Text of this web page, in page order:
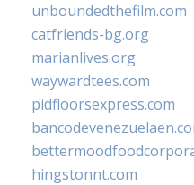
unboundedthefilm.com
catfriends-bg.org
marianlives.org
waywardtees.com
pidfloorsexpress.com
hingstonnt.com